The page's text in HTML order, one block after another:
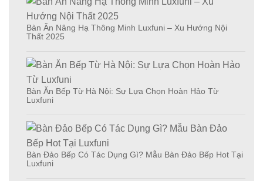
Bàn Ăn Nâng Hạ Thông Minh Luxfuni – Xu Hướng Nội
Thất 2025
Bàn Ăn Bếp Từ Hà Nội: Sự Lựa Chọn Hoàn Hảo Từ
Luxfuni
Bàn Đảo Bếp Có Tác Dụng Gì? Mẫu Bàn Đảo Bếp Hot Tại
Luxfuni